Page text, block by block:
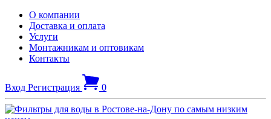
О компании
Доставка и оплата
Услуги
Монтажникам и оптовикам
Контакты
Вход Регистрация 0